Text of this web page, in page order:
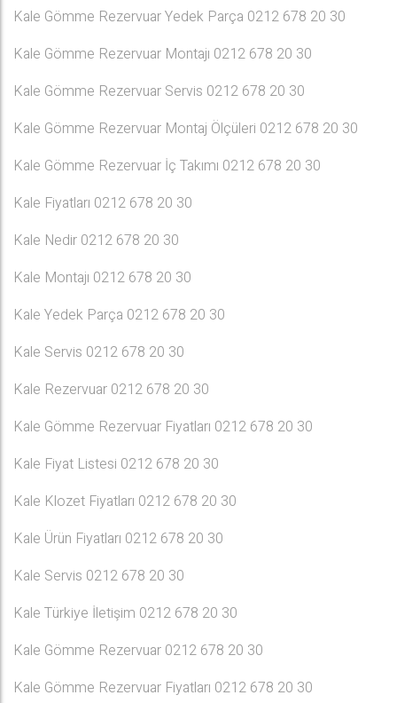
Kale Gömme Rezervuar Yedek Parça 0212 678 20 30
Kale Gömme Rezervuar Montajı 0212 678 20 30
Kale Gömme Rezervuar Servis 0212 678 20 30
Kale Gömme Rezervuar Montaj Ölçüleri 0212 678 20 30
Kale Gömme Rezervuar İç Takımı 0212 678 20 30
Kale Fiyatları 0212 678 20 30
Kale Nedir 0212 678 20 30
Kale Montajı 0212 678 20 30
Kale Yedek Parça 0212 678 20 30
Kale Servis 0212 678 20 30
Kale Rezervuar 0212 678 20 30
Kale Gömme Rezervuar Fiyatları 0212 678 20 30
Kale Fiyat Listesi 0212 678 20 30
Kale Klozet Fiyatları 0212 678 20 30
Kale Ürün Fiyatları 0212 678 20 30
Kale Servis 0212 678 20 30
Kale Türkiye İletişim 0212 678 20 30
Kale Gömme Rezervuar 0212 678 20 30
Kale Gömme Rezervuar Fiyatları 0212 678 20 30